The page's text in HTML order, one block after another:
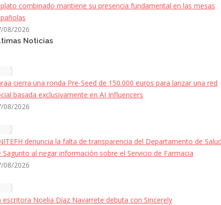
combinado mantiene su presencia fundamental en las mesas
08/2026
Noticias
cierra una ronda Pre-Seed de 150.000 euros para lanzar una red
basada exclusivamente en AI Influencers
08/2026
denuncia la falta de transparencia del Departamento de
Sagunto al negar información sobre el Servicio de Farmacia
08/2026
escritora Noelia Díaz Navarrete debuta con Sincerely